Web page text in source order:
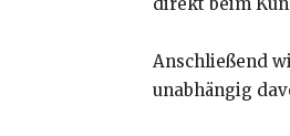
Anschließend
unabhängig